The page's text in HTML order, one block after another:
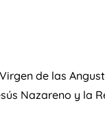
de las
Nazareno y la